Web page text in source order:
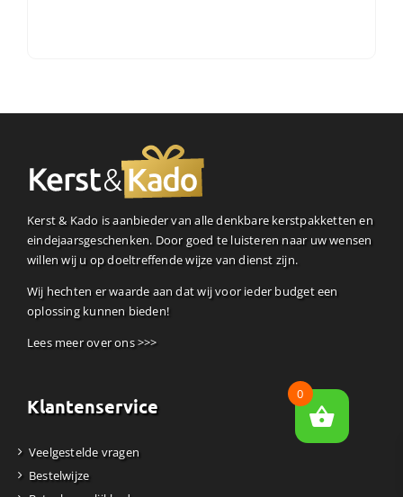
Kerst & Kado is aanbieder van alle denkbare kerstpakketten en
eindejaarsgeschenken. Door goed te luisteren naar uw wensen
willen wij u op doeltreffende wijze van dienst zijn.
Wij hechten er waarde aan dat wij voor ieder budget een
oplossing kunnen bieden!
Lees meer over ons >>>
Klantenservice
Veelgestelde vragen
Bestelwijze
0